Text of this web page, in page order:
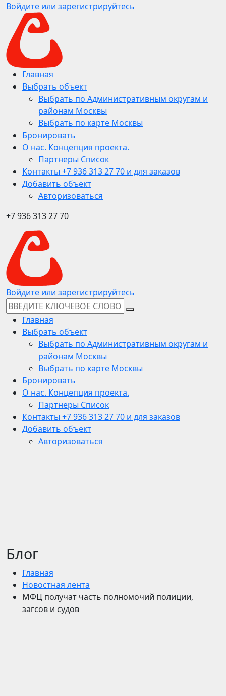
Войдите или зарегистрируйтесь
Главная
Выбрать объект
Выбрать по Административным округам и
районам Москвы
Выбрать по карте Москвы
Бронировать
О нас. Концепция проекта.
Партнеры Список
Контакты +7 936 313 27 70 и для заказов
Добавить объект
Авторизоваться
+7 936 313 27 70
Войдите или зарегистрируйтесь
Главная
Выбрать объект
Выбрать по Административным округам и
районам Москвы
Выбрать по карте Москвы
Бронировать
О нас. Концепция проекта.
Партнеры Список
Контакты +7 936 313 27 70 и для заказов
Добавить объект
Авторизоваться
Блог
Главная
Новостная лента
МФЦ получат часть полномочий полиции,
загсов и судов